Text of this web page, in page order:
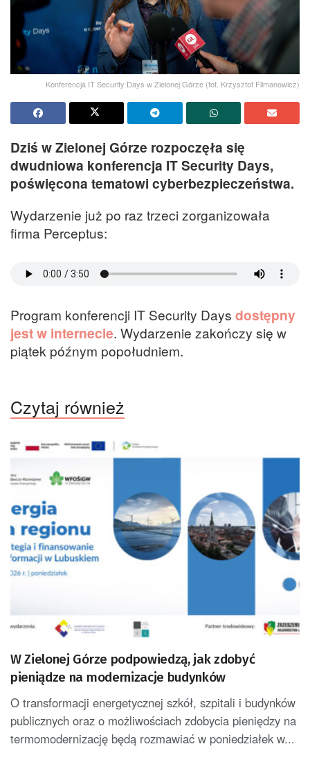
Konferencja IT Security Days w Zielonej Górze (fot. Krzysztof Filmanowicz)
Dziś w Zielonej Górze rozpoczęła się
dwudniowa konferencja IT Security Days,
poświęcona tematowi cyberbezpieczeństwa.
Wydarzenie już po raz trzeci zorganizowała
firma Perceptus:
Program konferencji IT Security Days dostępny
jest w internecie. Wydarzenie zakończy się w
piątek późnym popołudniem.
Czytaj również
W Zielonej Górze podpowiedzą, jak zdobyć
pieniądze na modernizacje budynków
O transformacji energetycznej szkół, szpitali i budynków
publicznych oraz o możliwościach zdobycia pieniędzy na
termomodernizację będą rozmawiać w poniedziałek w...